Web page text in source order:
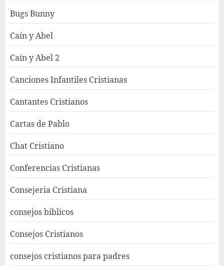
Bugs Bunny
Caín y Abel
Caín y Abel 2
Canciones Infantiles Cristianas
Cantantes Cristianos
Cartas de Pablo
Chat Cristiano
Conferencias Cristianas
Consejeria Cristiana
consejos biblicos
Consejos Cristianos
consejos cristianos para padres